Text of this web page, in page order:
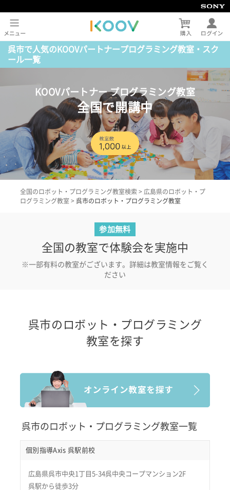
呉市で人気のKOOVパートナープログラミング教室・スク
ール一覧
KOOVパートナー プログラミング教室
全国で開講中
全国のロボット・プログラミング教室検索 > 広島県のロボット・プ
ログラミング教室 > 呉市のロボット・プログラミング教室
参加無料
全国の教室で体験会を実施中
※一部有料の教室がございます。詳細は教室情報をご覧く
ださい
呉市のロボット・プログラミング
教室を探す
呉市のロボット・プログラミング教室一覧
個別指導Axis 呉駅前校
広島県呉市中央1丁目5-34呉中央コープマンション2F
呉駅から徒歩3分